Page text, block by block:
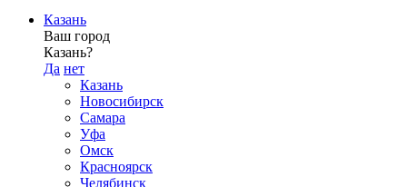
Казань
Ваш город
Казань?
Да нет
Казань
Новосибирск
Самара
Уфа
Омск
Красноярск
Челябинск